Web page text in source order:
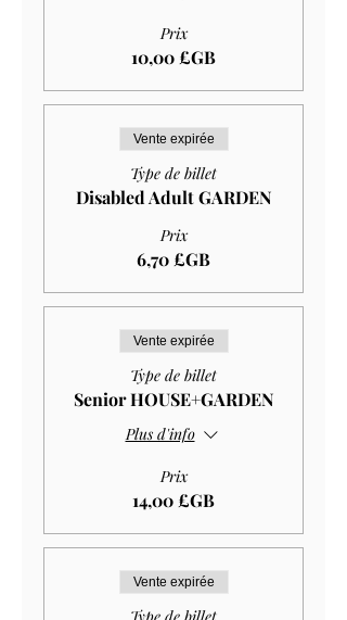
Prix
10,00 £GB
Vente expirée
Type de billet
Disabled Adult GARDEN
Prix
6,70 £GB
Vente expirée
Type de billet
Senior HOUSE+GARDEN
Plus d'info
Prix
14,00 £GB
Vente expirée